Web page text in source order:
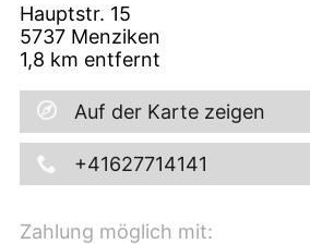
Hauptstr. 15
5737 Menziken
1,8 km entfernt
Auf der Karte zeigen
+41627714141
Zahlung möglich mit: